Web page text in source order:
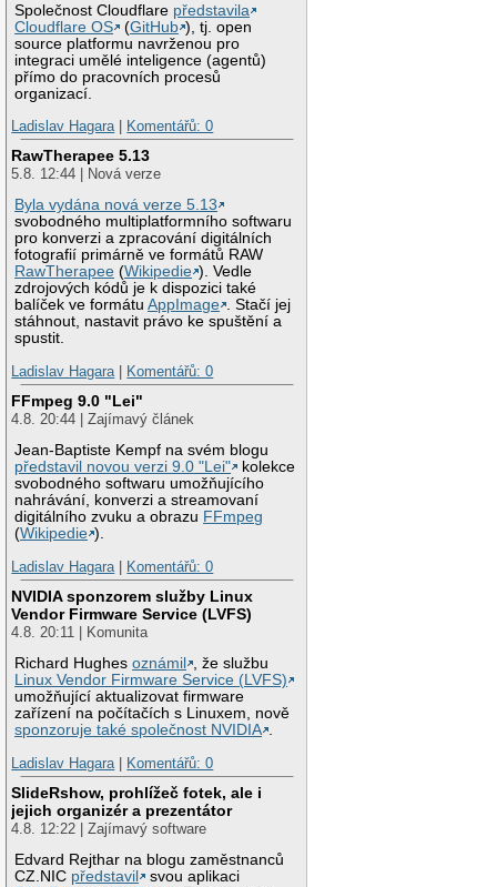
Společnost Cloudflare představila
Cloudflare OS
(GitHub ), tj. open
source platformu navrženou pro
integraci umělé inteligence (agentů)
přímo do pracovních procesů
organizací.
Ladislav Hagara| Komentářů: 0
RawTherapee 5.13
5.8. 12:44 | Nová verze
Byla vydána nová verze 5.13
svobodného multiplatformního softwaru
pro konverzi a zpracování digitálních
fotografií primárně ve formátů RAW
RawTherapee (Wikipedie ). Vedle
zdrojových kódů je k dispozici také
balíček ve formátuAppImage . Stačí jej
stáhnout, nastavit právo ke spuštění a
spustit.
Ladislav Hagara| Komentářů: 0
FFmpeg 9.0 "Lei"
4.8. 20:44 | Zajímavý článek
Jean-Baptiste Kempf na svém blogu
představil novou verzi 9.0 "Lei"
kolekce
svobodného softwaru umožňujícího
nahrávání, konverzi a streamovaní
digitálního zvuku a obrazu FFmpeg
(Wikipedie ).
Ladislav Hagara| Komentářů: 0
NVIDIA sponzorem služby Linux
Vendor Firmware Service (LVFS)
4.8. 20:11 | Komunita
Richard Hughesoznámil
, že službu
Linux Vendor Firmware Service (LVFS)
umožňující aktualizovat firmware
zařízení na počítačích s Linuxem, nově
sponzoruje také společnost NVIDIA .
Ladislav Hagara| Komentářů: 0
SlideRshow, prohlížeč fotek, ale i
jejich organizér a prezentátor
4.8. 12:22 | Zajímavý software
Edvard Rejthar na blogu zaměstnanců
CZ.NIC představil
svou aplikaci